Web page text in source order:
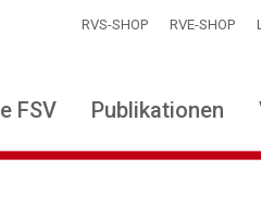
RVS-SHOP RVE-SHOP
FSV Publikationen